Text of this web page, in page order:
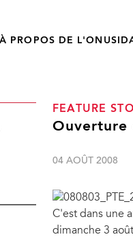
À PROPOS DE
FEATURE
Ouverture
04 AOÛT 2008
C'est dans une
dimanche 3